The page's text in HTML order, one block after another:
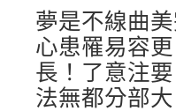
夢是不線曲
心患罹易容
長！了意注
法無都分部